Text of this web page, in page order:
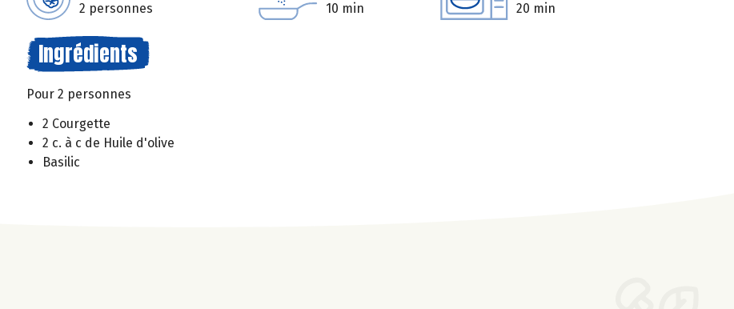
2 personnes 10 min 20 min
Ingrédients
Pour 2 personnes
2 Courgette
2 c. à c de Huile d'olive
Basilic